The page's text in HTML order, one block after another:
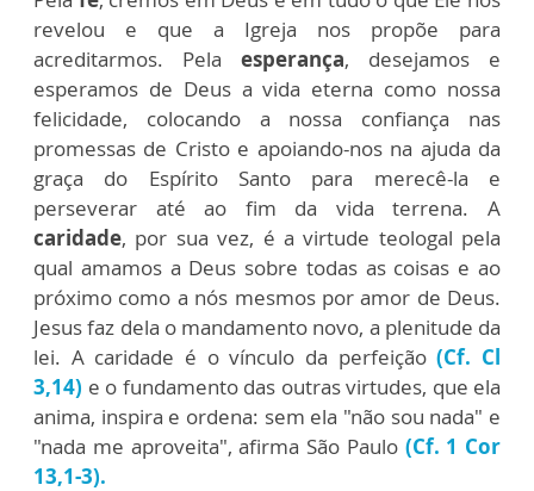
revelou e que a Igreja nos propõe para
acreditarmos. Pela esperança, desejamos e
esperamos de Deus a vida eterna como nossa
felicidade, colocando a nossa confiança nas
promessas de Cristo e apoiando-nos na ajuda da
graça do Espírito Santo para merecê-la e
perseverar até ao fim da vida terrena. A
caridade, por sua vez, é a virtude teologal pela
qual amamos a Deus sobre todas as coisas e ao
próximo como a nós mesmos por amor de Deus.
Jesus faz dela o mandamento novo, a plenitude da
lei. A caridade é o vínculo da perfeição(Cf. Cl
3,14) e o fundamento das outras virtudes, que ela
anima, inspira e ordena: sem ela "não sou nada" e
"nada me aproveita", afirma São Paulo (Cf. 1 Cor
13,1-3).